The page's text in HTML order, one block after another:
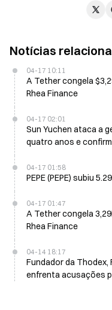
Notícias
04-17 10:11
A Tether congela
Rhea Finance
04-17 02:01
Sun Yuchen ataca a
quatro anos e
04-17 01:58
PEPE (PEPE) subiu
04-17 01:47
A Tether congela
Rhea Finance
04-14 18:17
Fundador da Thodex,
enfrenta acusações